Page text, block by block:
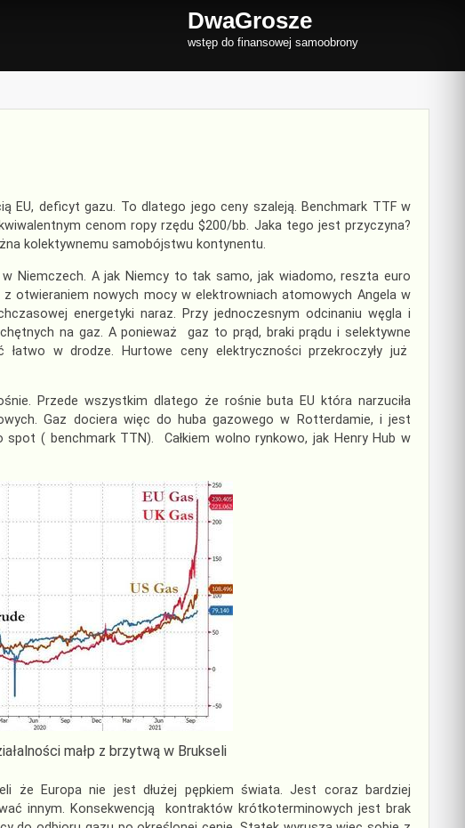
DwaGrosze
wstęp do finansowej samoobrony
EU, deficyt gazu. To dlatego jego ceny szaleją. Benchmark TTF w
cenom ropy rzędu $200/bb. Jaka tego jest przyczyna?
kolektywnemu samobójstwu kontynentu.
Niemczech. A jak Niemcy to tak samo, jak wiadomo, reszta euro
otwieraniem nowych mocy w elektrowniach atomowych Angela w
energetyki naraz. Przy jednoczesnym odcinaniu węgla i
na gaz. A ponieważ gaz to prąd, braki prądu i selektywne
w drodze. Hurtowe ceny elektryczności przekroczyły już
Przede wszystkim dlatego że rośnie buta EU która narzuciła
Gaz dociera więc do huba gazowego w Rotterdamie, i jest
( benchmark TTN). Całkiem wolno rynkowo, jak Henry Hub w
małp z brzytwą w Brukseli
że Europa nie jest dłużej pępkiem świata. Jest coraz bardziej
innym. Konsekwencją kontraktów krótkoterminowych jest brak